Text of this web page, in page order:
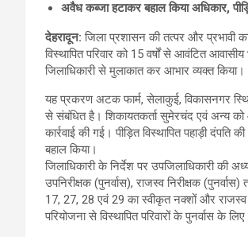
अवैध कब्जा हटाकर बहाल किया अधिकार,
देहरादून: जिला प्रशासन की तत्पर और प्रभावी
विस्थापित परिवार को 15 वर्षों से आवंटित
जिलाधिकारी से मुलाकात कर आभार व्यक्त किया।
यह प्रकरण अटक फार्म, सेलाकुई, विकासनगर स्थित
से संबंधित है। शिकायतकर्ता सुमेरचंद एवं अन्य
कार्रवाई की गई। पीड़ित विस्थापित पहाड़ी
बहाल किया।
जिलाधिकारी के निर्देश पर उपजिलाधिकारी की
उपनिरीक्षक (पुनर्वास), राजस्व निरीक्षक
17, 27, 28 एवं 29 का स्वीकृत नक्शों और
परियोजना से विस्थापित परिवारों के पुनर्वास के